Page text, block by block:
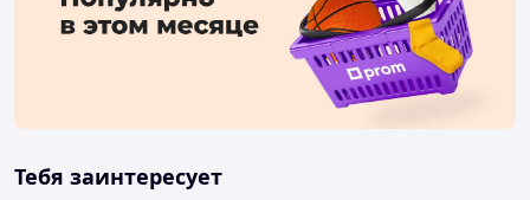
Тебя заинтересует